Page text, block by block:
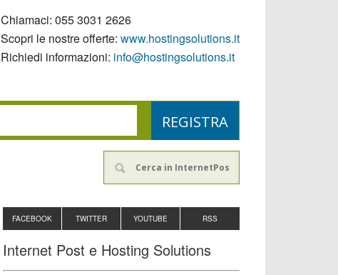
Chiamaci: 055 3031 2626
Scopri le nostre offerte: www.hostingsolutions.it
Richiedi informazioni: info@hostingsolutions.it
FACEBOOK TWITTER YOUTUBE RSS
Internet Post e Hosting Solutions